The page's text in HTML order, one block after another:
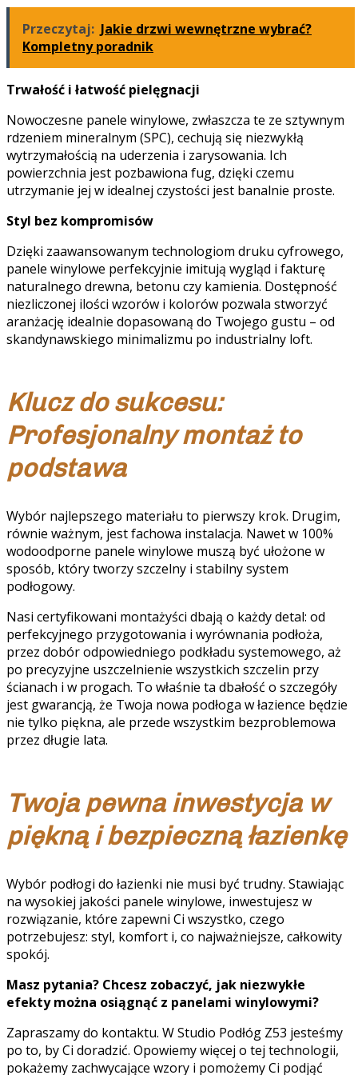
Przeczytaj: Jakie drzwi wewnętrzne wybrać?
Kompletny poradnik
Trwałość i łatwość pielęgnacji
Nowoczesne panele winylowe, zwłaszcza te ze sztywnym
rdzeniem mineralnym (SPC), cechują się niezwykłą
wytrzymałością na uderzenia i zarysowania. Ich
powierzchnia jest pozbawiona fug, dzięki czemu
utrzymanie jej w idealnej czystości jest banalnie proste.
Styl bez kompromisów
Dzięki zaawansowanym technologiom druku cyfrowego,
panele winylowe perfekcyjnie imitują wygląd i fakturę
naturalnego drewna, betonu czy kamienia. Dostępność
niezliczonej ilości wzorów i kolorów pozwala stworzyć
aranżację idealnie dopasowaną do Twojego gustu – od
skandynawskiego minimalizmu po industrialny loft.
Klucz do sukcesu:
Profesjonalny montaż to
podstawa
Wybór najlepszego materiału to pierwszy krok. Drugim,
równie ważnym, jest fachowa instalacja. Nawet w 100%
wodoodporne panele winylowe muszą być ułożone w
sposób, który tworzy szczelny i stabilny system
podłogowy.
Nasi certyfikowani montażyści dbają o każdy detal: od
perfekcyjnego przygotowania i wyrównania podłoża,
przez dobór odpowiedniego podkładu systemowego, aż
po precyzyjne uszczelnienie wszystkich szczelin przy
ścianach i w progach. To właśnie ta dbałość o szczegóły
jest gwarancją, że Twoja nowa podłoga w łazience będzie
nie tylko piękna, ale przede wszystkim bezproblemowa
przez długie lata.
Twoja pewna inwestycja w
piękną i bezpieczną łazienkę
Wybór podłogi do łazienki nie musi być trudny. Stawiając
na wysokiej jakości panele winylowe, inwestujesz w
rozwiązanie, które zapewni Ci wszystko, czego
potrzebujesz: styl, komfort i, co najważniejsze, całkowity
spokój.
Masz pytania? Chcesz zobaczyć, jak niezwykłe
efekty można osiągnąć z panelami winylowymi?
Zapraszamy do kontaktu. W Studio Podłóg Z53 jesteśmy
po to, by Ci doradzić. Opowiemy więcej o tej technologii,
pokażemy zachwycające wzory i pomożemy Ci podjąć